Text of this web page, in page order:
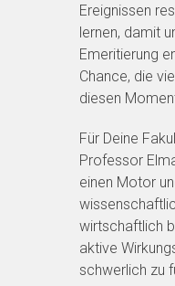
Ereignissen
lernen, damit
Emeritierung
Chance, die
diesen
Für Deine
Professor
einen Motor
wirtschaftlich
aktive
schwerlich zu